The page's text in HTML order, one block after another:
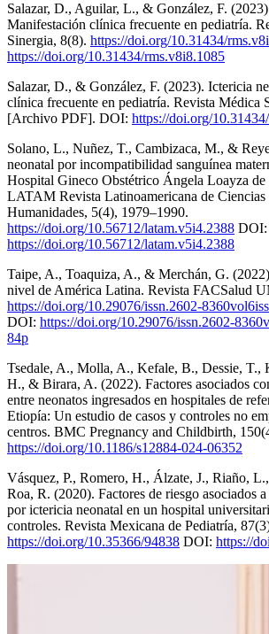
Salazar, D., Aguilar, L., & González, F.
Manifestación clínica frecuente en pediatría.
Sinergia, 8(8). https://doi.org/10.31434/
https://doi.org/10.31434/rms.v8i8.1085
Salazar, D., & González, F. (2023). Ictericia
clínica frecuente en pediatría. Revista Médica
[Archivo PDF]. DOI: https://doi.org/
Solano, L., Nuñez, T., Cambizaca, M., &
neonatal por incompatibilidad sanguínea
Hospital Gineco Obstétrico Ángela Loayza
LATAM Revista Latinoamericana de Ciencias
Humanidades, 5(4), 1979–1990.
https://doi.org/10.56712/latam.v5i4.2388 DOI:
https://doi.org/10.56712/latam.v5i4.2388
Taipe, A., Toaquiza, A., & Merchán, G.
nivel de América Latina. Revista FACSalud
https://doi.org/10.29076/issn.2602-
DOI: https://doi.org/10.29076/issn.2602-
84p
Tsedale, A., Molla, A., Kefale, B., Dessie, T.,
H., & Birara, A. (2022). Factores asociados
entre neonatos ingresados en hospitales de
Etiopía: Un estudio de casos y controles no
centros. BMC Pregnancy and Childbirth,
https://doi.org/10.1186/s12884-024-06352
Vásquez, P., Romero, H., Álzate, J., Riaño,
Roa, R. (2020). Factores de riesgo asociados
por ictericia neonatal en un hospital
controles. Revista Mexicana de Pediatría,
https://doi.org/10.35366/94838 DOI: https://